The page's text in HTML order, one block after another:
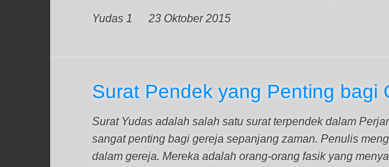
Yudas 1 23 Oktober 2015
Surat Pendek yang Penting bagi
Surat Yudas adalah salah satu surat terpendek dalam
sangat penting bagi gereja sepanjang zaman. Penulis
dalam gereja. Mereka adalah orang-orang fasik yang